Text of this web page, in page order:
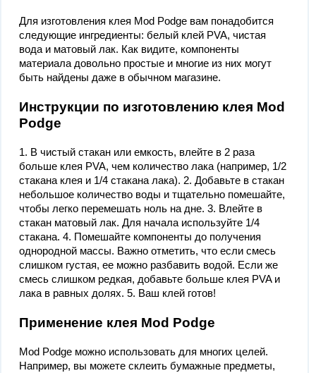
Для изготовления клея Mod Podge вам понадобится
следующие ингредиенты: белый клей PVA, чистая
вода и матовый лак. Как видите, компоненты
материала довольно простые и многие из них могут
быть найдены даже в обычном магазине.
Инструкции по изготовлению клея Mod
Podge
1. В чистый стакан или емкость, влейте в 2 раза
больше клея PVA, чем количество лака (например, 1/2
стакана клея и 1/4 стакана лака). 2. Добавьте в стакан
небольшое количество воды и тщательно помешайте,
чтобы легко перемешать ноль на дне. 3. Влейте в
стакан матовый лак. Для начала используйте 1/4
стакана. 4. Помешайте компоненты до получения
однородной массы. Важно отметить, что если смесь
слишком густая, ее можно разбавить водой. Если же
смесь слишком редкая, добавьте больше клея PVA и
лака в равных долях. 5. Ваш клей готов!
Применение клея Mod Podge
Mod Podge можно использовать для многих целей.
Например, вы можете склеить бумажные предметы,